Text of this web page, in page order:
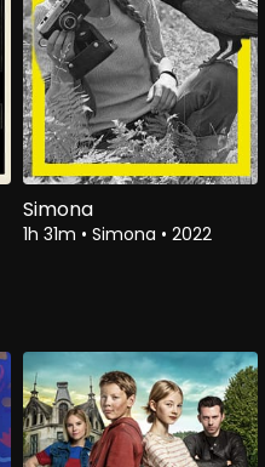
Simona
1h 31m • Simona • 2022